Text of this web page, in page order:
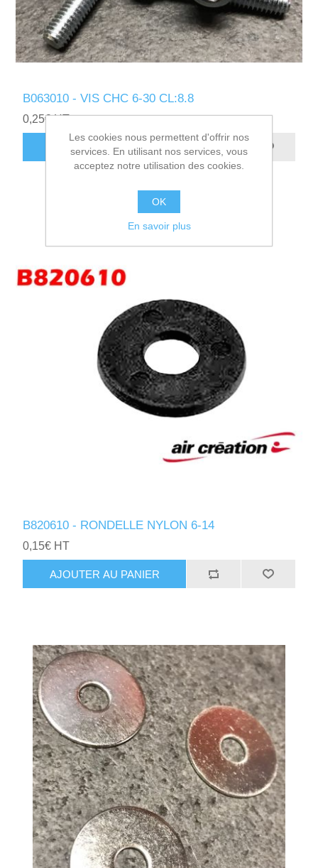
B063010 - VIS CHC 6-30 CL:8.8
0,25€ HT
AJOUTER AU PANIER
B820610 - RONDELLE NYLON 6-14
0,15€ HT
AJOUTER AU PANIER
Les cookies nous permettent d'offrir nos
services. En utilisant nos services, vous
acceptez notre utilisation des cookies.
OK
En savoir plus